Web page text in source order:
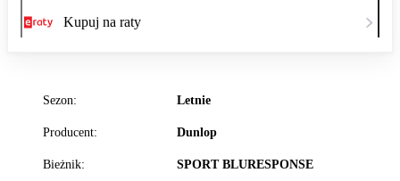
Sezon: Letnie
Producent: Dunlop
Bieżnik: SPORT BLURESPONSE
Kupuj na raty